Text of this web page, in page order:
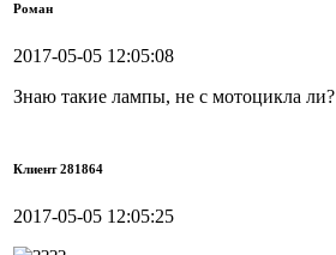
Роман
2017-05-05 12:05:08
Знаю такие лампы, не с мотоцикла ли?
Клиент 281864
2017-05-05 12:05:25